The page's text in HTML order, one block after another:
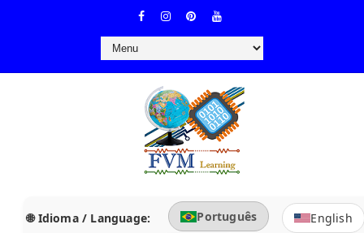
🌐 Idioma / Language: Português
English